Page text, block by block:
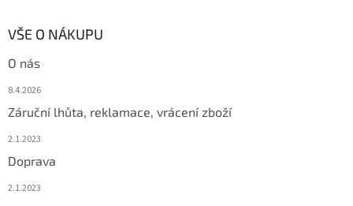
VŠE O NÁKUPU
O nás
8.4.2026
Záruční lhůta, reklamace, vrácení zboží
2.1.2023
Doprava
2.1.2023